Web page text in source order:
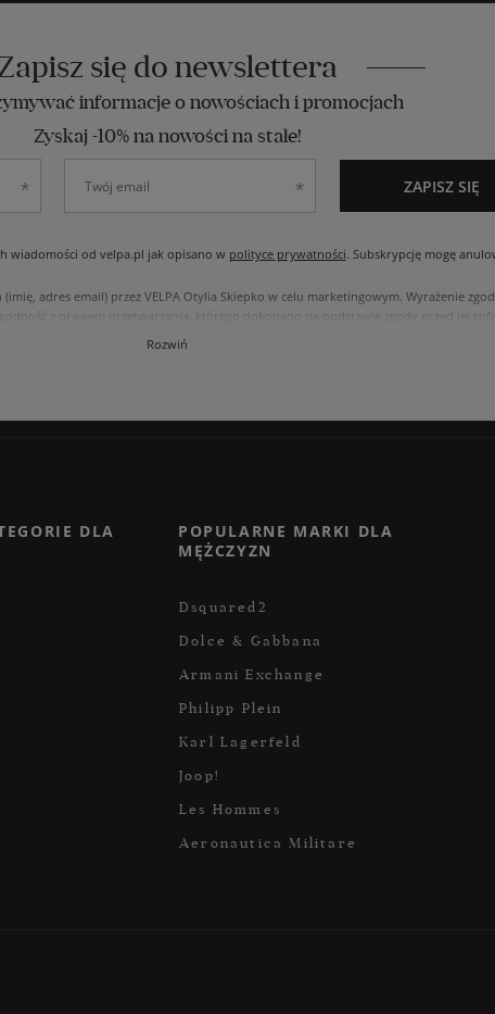
się do newslettera
informacje o nowościach i promocjach
Zyskaj -10% na nowości na stałe!
wiadomości od velpa.pl jak opisano w polityce prywatności. Subskrypcję mogę
adres email) przez VELPA Otylia Skiepko w celu marketingowym. Wyrażenie
z prawem przetwarzania, którego dokonano na podstawie zgody przed jej
przetwarzania, oraz prawo do przenoszenia danych na zasadach zawartych
Rozwiń
ZAPISZ SIĘ
DLA
POPULARNE MARKI DLA
MĘŻCZYZN
Dsquared2
Dolce & Gabbana
Armani Exchange
Philipp Plein
Karl Lagerfeld
Joop!
Les Hommes
Aeronautica Militare